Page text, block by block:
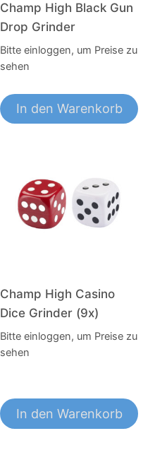
Champ High Black Gun
Drop Grinder
Bitte einloggen, um Preise zu
sehen
In den Warenkorb
Champ High Casino
Dice Grinder (9x)
Bitte einloggen, um Preise zu
sehen
In den Warenkorb